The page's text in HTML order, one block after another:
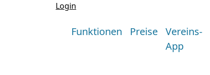
Login
Funktionen Preise Vereins-
App